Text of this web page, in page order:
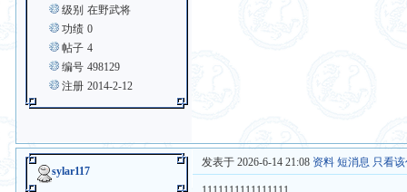
级别 在野武将
功绩 0
帖子 4
编号 498129
注册 2014-2-12
sylar117
发表于 2026-6-14 21:08 资料 短消息 只看